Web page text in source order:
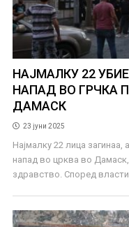
НАЈМАЛКУ 22
НАПАД ВО ГРЧКА
ДАМАСК
23 јуни 2025
Најмалку 22 лица
напад во црква во
здравство. Според